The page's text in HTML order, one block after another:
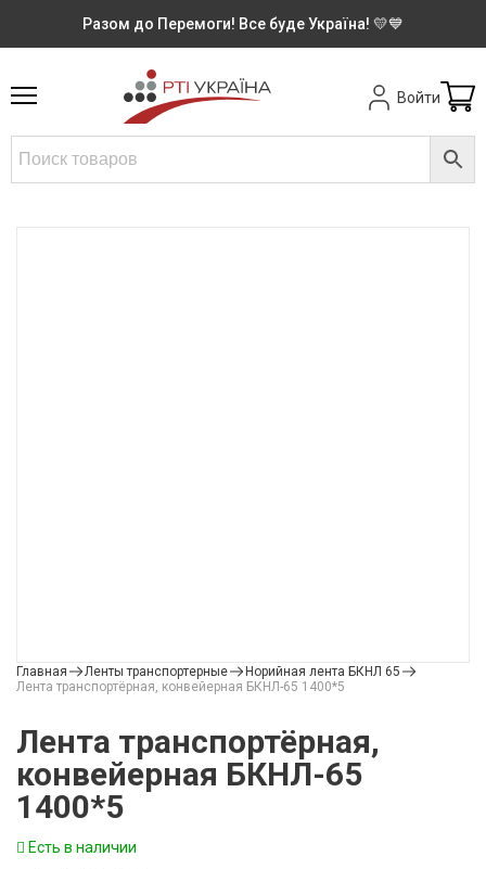
Разом до Перемоги! Все буде Україна! 💛💙
Войти
Главная Ленты транспортерные
Норийная лента БКНЛ 65
Лента транспортёрная, конвейерная БКНЛ-65 1400*5
Лента транспортёрная,
конвейерная БКНЛ-65
1400*5
Есть в наличии